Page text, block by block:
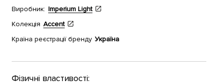
Виробник: Imperium Light
Колекція Accent
Країна реєстрації бренду Україна
Фізичні властивості: